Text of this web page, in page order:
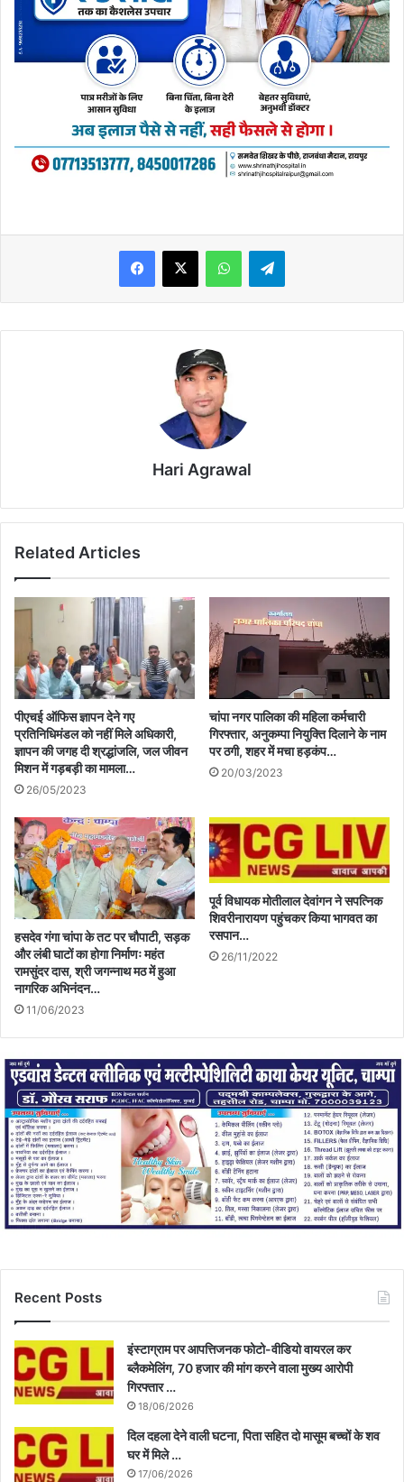
WhatsAppTelegram
Hari Agrawal
Related Articles
पीएचई ऑफिस ज्ञापन देने गए
प्रतिनिधिमंडल को नहीं मिले अधिकारी,
ज्ञापन की जगह दी श्रद्धांजलि, जल जीवन
मिशन में गड़बड़ी का मामला…
26/05/2023
चांपा नगर पालिका की महिला कर्मचारी
गिरफ्तार, अनुकम्पा नियुक्ति दिलाने के नाम
पर ठगी, शहर में मचा हड़कंप…
20/03/2023
हसदेव गंगा चांपा के तट पर चौपाटी, सड़क
और लंबी घाटों का होगा निर्माणः महंत
रामसुंदर दास, श्री जगन्नाथ मठ में हुआ
नागरिक अभिनंदन…
11/06/2023
पूर्व विधायक मोतीलाल देवांगन ने सपत्निक
शिवरीनारायण पहुंचकर किया भागवत का
रसपान…
26/11/2022
Recent Posts
इंस्टाग्राम पर आपत्तिजनक फोटो-वीडियो वायरल कर
ब्लैकमेलिंग, 70 हजार की मांग करने वाला मुख्य आरोपी
गिरफ्तार …
18/06/2026
दिल दहला देने वाली घटना, पिता सहित दो मासूम बच्चों के शव
घर में मिले …
17/06/2026